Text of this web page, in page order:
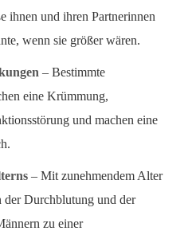
ihnen und ihren Partnerinnen
wenn sie größer wären.
– Bestimmte
eine Krümmung,
und machen eine
– Mit zunehmendem Alter
der Durchblutung und der
zu einer